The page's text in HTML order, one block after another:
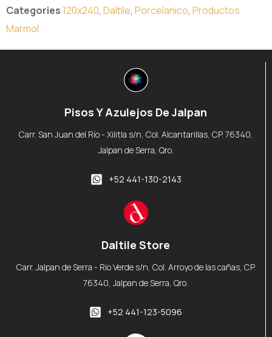
Categories120x240, Daltile, Porcelanico, Productos
Marmol
Pisos Y Azulejos De Jalpan
Carr. San Juan del Río - Xilitla s/n, Col. Alcantarillas, CP. 76340,
Jalpan de Serra, Qro.
+52 441-130-2143
Daltile Store
Carr. Jalpan de Serra - Río Verde s/n, Col. Arroyo de las cañas, CP.
76340, Jalpan de Serra, Qro.
+52 441-123-5096